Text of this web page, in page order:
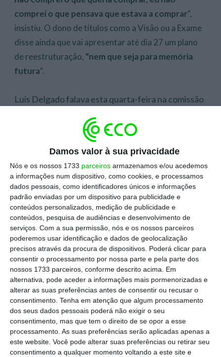
Damos valor à sua privacidade
Nós e os nossos 1733 parceiros armazenamos e/ou acedemos
a informações num dispositivo, como cookies, e processamos
dados pessoais, como identificadores únicos e informações
padrão enviadas por um dispositivo para publicidade e
conteúdos personalizados, medição de publicidade e
conteúdos, pesquisa de audiências e desenvolvimento de
serviços. Com a sua permissão, nós e os nossos parceiros
poderemos usar identificação e dados de geolocalização
precisos através da procura de dispositivos. Poderá clicar para
consentir o processamento por nossa parte e pela parte dos
nossos 1733 parceiros, conforme descrito acima. Em
alternativa, pode aceder a informações mais pormenorizadas e
alterar as suas preferências antes de consentir ou recusar o
consentimento. Tenha em atenção que algum processamento
dos seus dados pessoais poderá não exigir o seu
consentimento, mas que tem o direito de se opor a esse
processamento. As suas preferências serão aplicadas apenas a
este website. Você pode alterar suas preferências ou retirar seu
consentimento a qualquer momento voltando a este site e
comprei o que pensava que estava a comprar“,
insistiu. O dono de títulos como a Visão ou a Exame
disse ainda que vai apresentar até dia 27 um plano
de reestruturação, “nem que seja para memória
futura“.
Luís Delgado falava esta quarta-feira na comissão
e Desporto, no âmbito dos requerimentos dos
grupos parlamentares do Livre e do PS sobre a
situação em que se encontra o grupo que detém
17 marcas, entre as quais a Visão e a Exame.
Na sua intervenção, o jornalista e presidente da
Trust in News (TiN) adiantou que a administração
tentou “encontrar saídas”. “Chegámos ao PER
[Processo Especial de Revitalização] com a ideia
absoluta (…) de que teríamos o tempo”
necessário para encontrar o equilíbrio entre os
custos e as receitas da empresa.
Futuro da dona da Visão em aberto. Decisão é a 29 de
janeiro